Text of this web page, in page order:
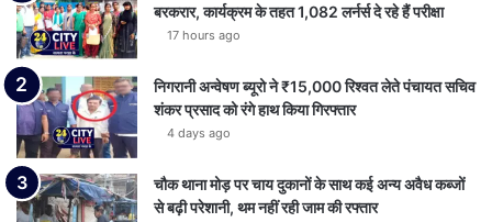
बरकरार, कार्यक्रम के तहत 1,082 लर्नर्स दे रहे हैं परीक्षा
17 hours ago
निगरानी अन्वेषण ब्यूरो ने ₹15,000 रिश्वत लेते पंचायत सचिव
शंकर प्रसाद को रंगे हाथ किया गिरफ्तार
4 days ago
चौक थाना मोड़ पर चाय दुकानों के साथ कई अन्य अवैध कब्जों
से बढ़ी परेशानी, थम नहीं रही जाम की रफ्तार